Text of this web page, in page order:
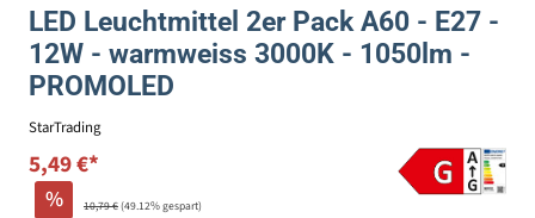
LED Leuchtmittel 2er Pack A60 - E27 -
12W - warmweiss 3000K - 1050lm -
PROMOLED
StarTrading
5,49 €*
% 10,79 €(49.12% gespart)